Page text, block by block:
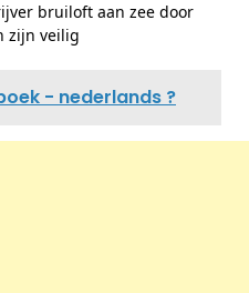
bruiloft aan zee door
zijn veilig
- nederlands ?